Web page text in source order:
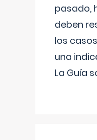
pasado,
deben
los
una
La Guía